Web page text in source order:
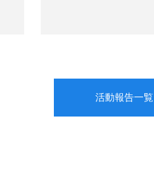
活動報告一覧